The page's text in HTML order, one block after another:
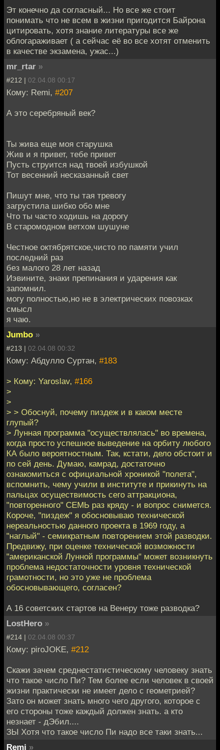
Эт конечно да согласный... Но все же стоит
понимать что не всем в жизни пригодится Байрона
цитировать, хотя знание литературы все же
облогараживает ( а сейчас её во все хотят отменить
в качестве экзамена, ужас...)
mr_rtar »
#212 | 02.04.08 00:17
Кому: Remi, #207
А это серебряный век?
Ты жива еще моя старушка
Жив и я привет, тебе привет
Пусть струится над твоей избушкой
Тот весенний несказанный свет
Пишут мне, что ты тая тревогу
загрустила шибко обо мне
Что ты часто ходишь на дорогу
В старомодном ветхом шушуне
Честное октябрятское,чисто по памяти учил
последний раз
без малого 28 лет назад
Иэвините, знаки препинания и ударения как
запомнил.
могу полностью,но не в электрических повозках
смысл
я чаю.
Jumbo »
#213 | 02.04.08 00:32
Кому: Абдулло Суртан, #183
> Кому: Yaroslav, #166
>
>
> > Обоснуй, почему пиздеж и в каком месте
глупый?
> Лунная программа "осуществлялась" во времена,
когда просто успешное выведение на орбиту любого
КА было вероятностным. Так, кстати, дело обстоит и
по сей день. Думаю, камрад, достаточно
ознакомиться с официальной хроникой "полета",
вспомнить, чему учили в институте и прикинуть на
пальцах осуществимость сего аттракциона,
"повторенного" СЕМЬ раз кряду - и вопрос снимется.
Короче, "пиздеж" я обосновываю технической
нереальностью данного проекта в 1969 году, а
"наглый" - семикратным повторением этой разводки.
Предвижу, при оценке технической возможности
"американской Лунной программы" может возникнуть
проблема недостаточности уровня технической
грамотности, но это уже не проблема
обосновывающего, согласен?
А 16 советских стартов на Венеру тоже разводка?
LostHero »
#214 | 02.04.08 00:37
Кому: piroJOKE, #212
Скажи зачем среднестатистическому человеку знать
что такое число Пи? Тем более если человек в своей
жизни практически не имеет дело с геометрией?
Зато он может знать много чего другого, которое с
его стороны тоже каждый должен знать. а кто
незнает - дЭбил....
ЗЫ Хотя что такое число Пи надо все таки знать...
Remi »